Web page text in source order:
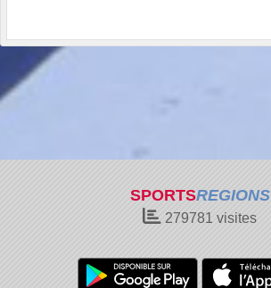
SPORTSREGIONS
279781 visites